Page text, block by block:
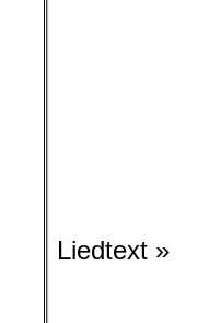
Liedtext »